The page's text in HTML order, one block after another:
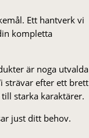
Ett hantverk vi
kompletta
är noga utvalda
strä­var efter ett brett
starka karaktärer.
just ditt behov.